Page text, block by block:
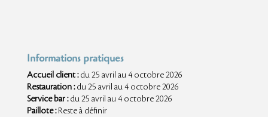
Informations pratiques
Accueil client :du 25 avril au 4 octobre 2026
Restauration :du 25 avril au 4 octobre 2026
Service bar :du 25 avril au 4 octobre 2026
Paillote :Reste à définir